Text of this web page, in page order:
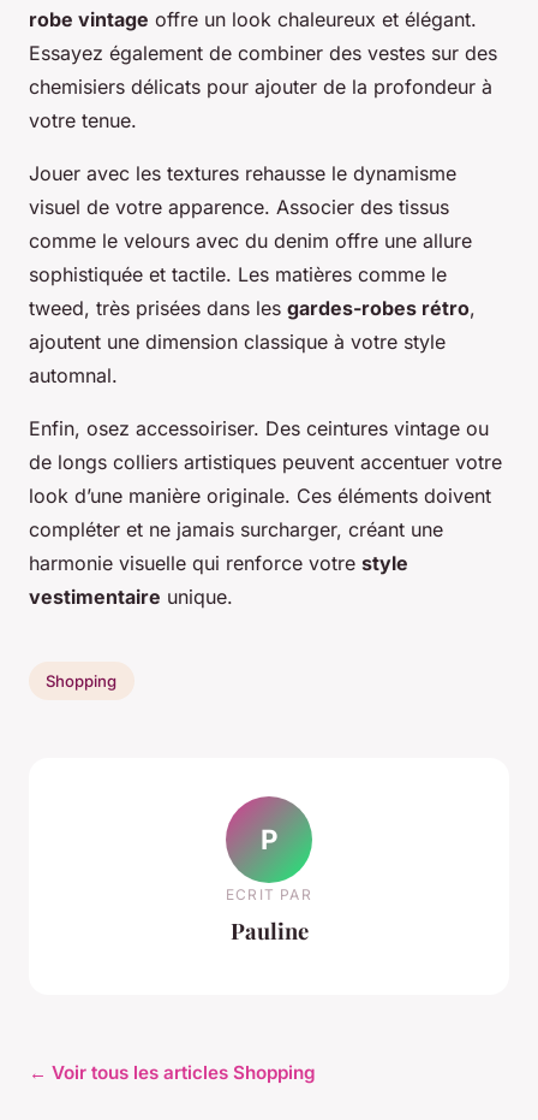
robe vintage offre un look chaleureux et élégant.
Essayez également de combiner des vestes sur des
chemisiers délicats pour ajouter de la profondeur à
votre tenue.
Jouer avec les textures rehausse le dynamisme
visuel de votre apparence. Associer des tissus
comme le velours avec du denim offre une allure
sophistiquée et tactile. Les matières comme le
tweed, très prisées dans les gardes-robes rétro,
ajoutent une dimension classique à votre style
automnal.
Enfin, osez accessoiriser. Des ceintures vintage ou
de longs colliers artistiques peuvent accentuer votre
look d’une manière originale. Ces éléments doivent
compléter et ne jamais surcharger, créant une
harmonie visuelle qui renforce votre style
vestimentaire unique.
Shopping
P
ECRIT PAR
Pauline
← Voir tous les articles Shopping